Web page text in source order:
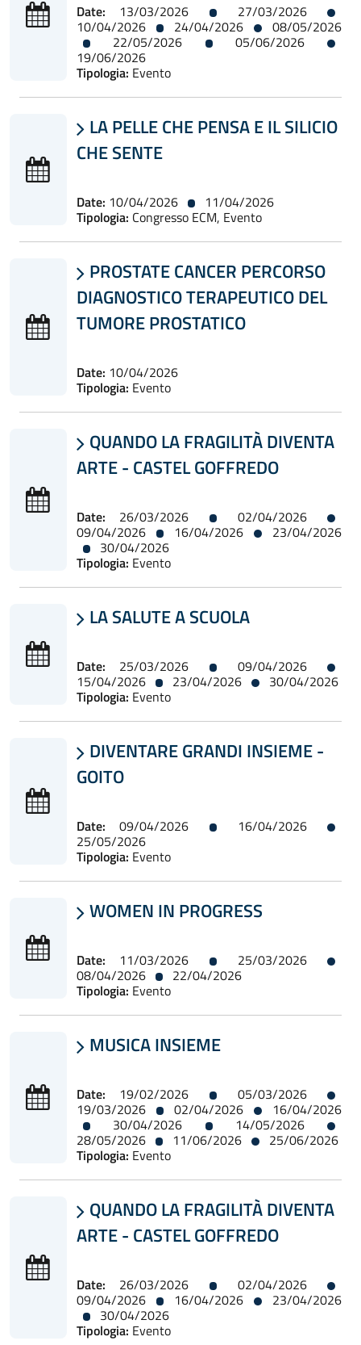
Date: 13/03/2026 27/03/2026
10/04/2026 24/04/2026 08/05/2026
22/05/2026 05/06/2026
19/06/2026
Tipologia: Evento
 LA PELLE CHE PENSA E IL SILICIO
CHE SENTE
Date: 10/04/2026 11/04/2026
Tipologia: Congresso ECM, Evento
 PROSTATE CANCER PERCORSO
DIAGNOSTICO TERAPEUTICO DEL
TUMORE PROSTATICO
Date: 10/04/2026
Tipologia: Evento
 QUANDO LA FRAGILITÀ DIVENTA
ARTE - CASTEL GOFFREDO
Date: 26/03/2026 02/04/2026
09/04/2026 16/04/2026 23/04/2026
30/04/2026
Tipologia: Evento
 LA SALUTE A SCUOLA
Date: 25/03/2026 09/04/2026
15/04/2026 23/04/2026 30/04/2026
Tipologia: Evento
 DIVENTARE GRANDI INSIEME -
GOITO
Date: 09/04/2026 16/04/2026
25/05/2026
Tipologia: Evento
 WOMEN IN PROGRESS
Date: 11/03/2026 25/03/2026
08/04/2026 22/04/2026
Tipologia: Evento
 MUSICA INSIEME
Date: 19/02/2026 05/03/2026
19/03/2026 02/04/2026 16/04/2026
30/04/2026 14/05/2026
28/05/2026 11/06/2026 25/06/2026
Tipologia: Evento
 QUANDO LA FRAGILITÀ DIVENTA
ARTE - CASTEL GOFFREDO
Date: 26/03/2026 02/04/2026
09/04/2026 16/04/2026 23/04/2026
30/04/2026
Tipologia: Evento